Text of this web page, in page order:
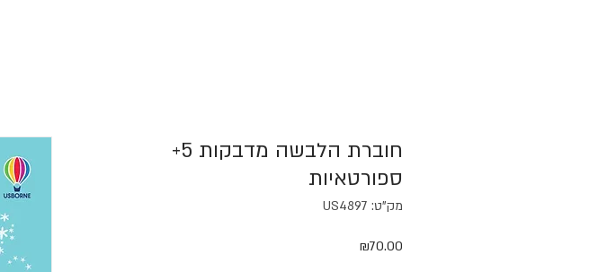
חוברת הלבשה מדבקות 5+
ספורטאיות
מק"ט: US4897
₪70.00